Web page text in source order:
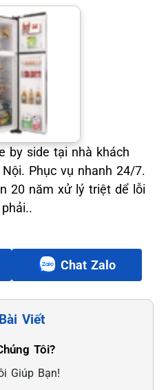
by side tại nhà khách
Phục vụ nhanh 24/7.
20 năm xử lý triệt dể lỗi
Chat Zalo
Viết
Tôi?
Giúp Bạn!